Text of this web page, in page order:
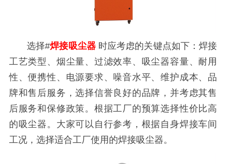
选择#焊接吸尘器 时应考虑的关键点如下：焊接
工艺类型、烟尘量、过滤效率、吸尘器容量、耐用
性、便携性、电源要求、噪音水平、维护成本、品
牌和售后服务，选择信誉良好的品牌，并考虑其售
后服务和保修政策。根据工厂的预算选择性价比高
的吸尘器。大家可以自行参考，根据自身焊接车间
工况，选择适合工厂使用的焊接吸尘器。